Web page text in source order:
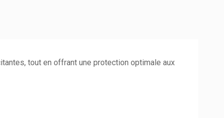
tout en offrant une protection optimale aux